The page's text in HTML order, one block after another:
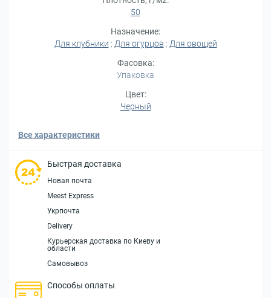
50
Назначение:
Для клубники ; Для огурцов ; Для овощей
Фасовка:
Упаковка
Цвет:
Черный
Все характеристики
Быстрая доставка
Новая почта
Meest Express
Укрпочта
Delivery
Курьерская доставка по Киеву и
области
Самовывоз
Способы оплаты